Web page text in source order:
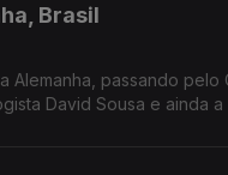
Brasil
Alemanha, passando
David Sousa e ainda